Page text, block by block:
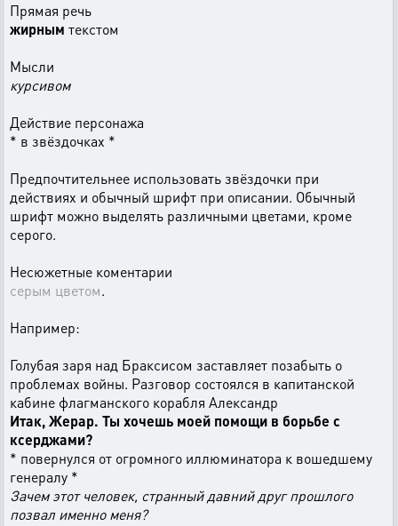
Прямая речь
жирным текстом
Мысли
курсивом
Действие персонажа
* в звёздочках *
Предпочтительнее использовать звёздочки при
действиях и обычный шрифт при описании. Обычный
шрифт можно выделять различными цветами, кроме
серого.
Несюжетные коментарии
серым цветом.
Например:
Голубая заря над Браксисом заставляет позабыть о
проблемах войны. Разговор состоялся в капитанской
кабине флагманского корабля Александр
Итак, Жерар. Ты хочешь моей помощи в борьбе с
ксерджами?
* повернулся от огромного иллюминатора к вошедшему
генералу *
Зачем этот человек, странный давний друг прошлого
позвал именно меня?